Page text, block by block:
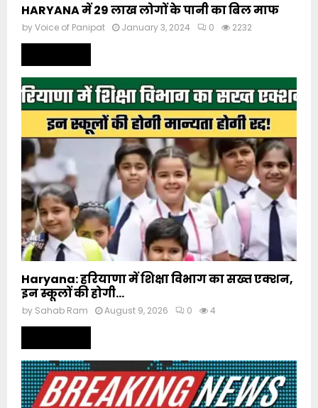
HARYANA में 29 लाख लोगों के पानी का बिल माफ
byVoice of Panipat January 3, 2024 0 2232
Haryana: हरियाणा में शिक्षा विभाग का सख्त एक्शन,
इन स्कूलों की होगी...
by Sahab Ram August 9, 2026 0 4